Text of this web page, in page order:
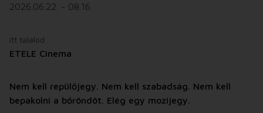
2026.06.22. - 08.16.
itt találod
ETELE Cinema
Nem kell repülőjegy. Nem kell szabadság. Nem kell
bepakolni a bőröndöt. Elég egy mozijegy.